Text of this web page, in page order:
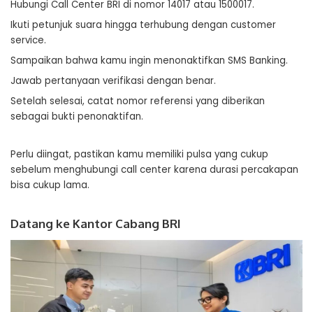
Hubungi Call Center BRI di nomor 14017 atau 1500017.
Ikuti petunjuk suara hingga terhubung dengan customer
service.
Sampaikan bahwa kamu ingin menonaktifkan SMS Banking.
Jawab pertanyaan verifikasi dengan benar.
Setelah selesai, catat nomor referensi yang diberikan
sebagai bukti penonaktifan.
Perlu diingat, pastikan kamu memiliki pulsa yang cukup
sebelum menghubungi call center karena durasi percakapan
bisa cukup lama.
Datang ke Kantor Cabang BRI